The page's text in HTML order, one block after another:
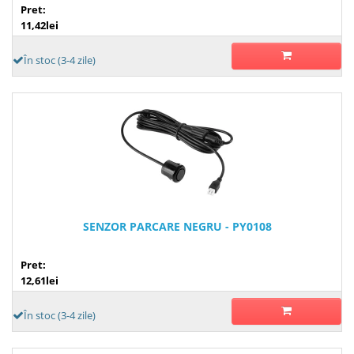
Pret:
11,42lei
În stoc (3-4 zile)
SENZOR PARCARE NEGRU - PY0108
Pret:
12,61lei
În stoc (3-4 zile)